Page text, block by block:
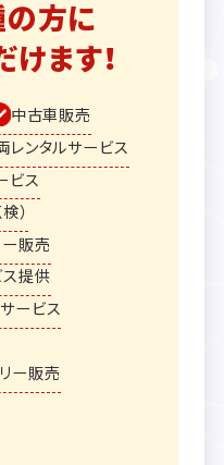
方に
ます！
中古車販売
レンタルサービス
ビス
）
ー販売
ス提供
ービス
ー販売